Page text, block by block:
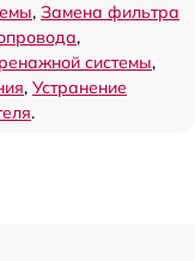
, Замена фильтра
,
системы,
, Устранение
.